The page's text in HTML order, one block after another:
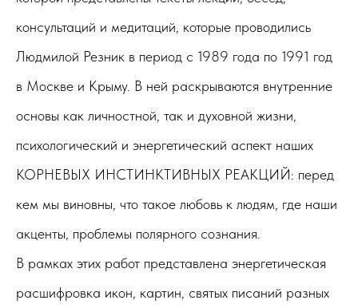
консультаций и медитаций, которые проводились
Людмилой Резник в период с 1989 года по 1991 год
в Москве и Крыму. В ней раскрываются внутренние
основы как личностной, так и духовной жизни,
психологический и энергетический аспект наших
КОРНЕВЫХ ИНСТИНКТИВНЫХ РЕАКЦИЙ: перед
кем мы виновны, что такое любовь к людям, где наши
акценты, проблемы полярного сознания.
В рамках этих работ представлена энергетическая
расшифровка икон, картин, святых писаний разных